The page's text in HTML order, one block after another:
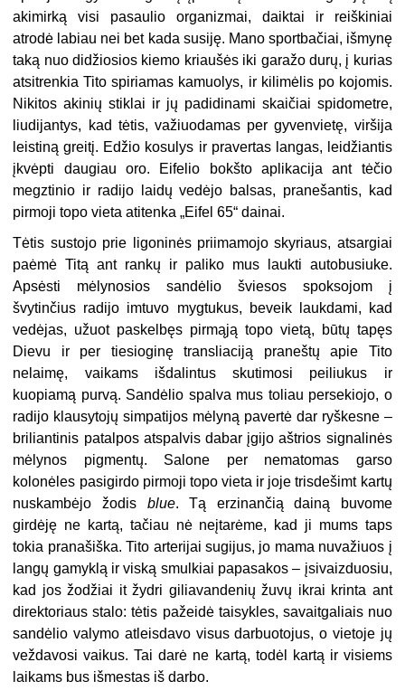
akimirką visi pasaulio organizmai, daiktai ir reiškiniai
atrodė labiau nei bet kada susiję. Mano sportbačiai, išmynę
taką nuo didžiosios kiemo kriaušės iki garažo durų, į kurias
atsitrenkia Tito spiriamas kamuolys, ir kilimėlis po kojomis.
Nikitos akinių stiklai ir jų padidinami skaičiai spidometre,
liudijantys, kad tėtis, važiuodamas per gyvenvietę, viršija
leistiną greitį. Edžio kosulys ir pravertas langas, leidžiantis
įkvėpti daugiau oro. Eifelio bokšto aplikacija ant tėčio
megztinio ir radijo laidų vedėjo balsas, pranešantis, kad
pirmoji topo vieta atitenka „Eifel 65“ dainai.
Tėtis sustojo prie ligoninės priimamojo skyriaus, atsargiai
paėmė Titą ant rankų ir paliko mus laukti autobusiuke.
Apsėsti mėlynosios sandėlio šviesos spoksojom į
švytinčius radijo imtuvo mygtukus, beveik laukdami, kad
vedėjas, užuot paskelbęs pirmąją topo vietą, būtų tapęs
Dievu ir per tiesioginę transliaciją praneštų apie Tito
nelaimę, vaikams išdalintus skutimosi peiliukus ir
kuopiamą purvą. Sandėlio spalva mus toliau persekiojo, o
radijo klausytojų simpatijos mėlyną pavertė dar ryškesne –
briliantinis patalpos atspalvis dabar įgijo aštrios signalinės
mėlynos pigmentų. Salone per nematomas garso
kolonėles pasigirdo pirmoji topo vieta ir joje trisdešimt kartų
nuskambėjo žodis blue. Tą erzinančią dainą buvome
girdėję ne kartą, tačiau nė neįtarėme, kad ji mums taps
tokia pranašiška. Tito arterijai sugijus, jo mama nuvažiuos į
langų gamyklą ir viską smulkiai papasakos – įsivaizduosiu,
kad jos žodžiai it žydri giliavandenių žuvų ikrai krinta ant
direktoriaus stalo: tėtis pažeidė taisykles, savaitgaliais nuo
sandėlio valymo atleisdavo visus darbuotojus, o vietoje jų
veždavosi vaikus. Tai darė ne kartą, todėl kartą ir visiems
laikams bus išmestas iš darbo.